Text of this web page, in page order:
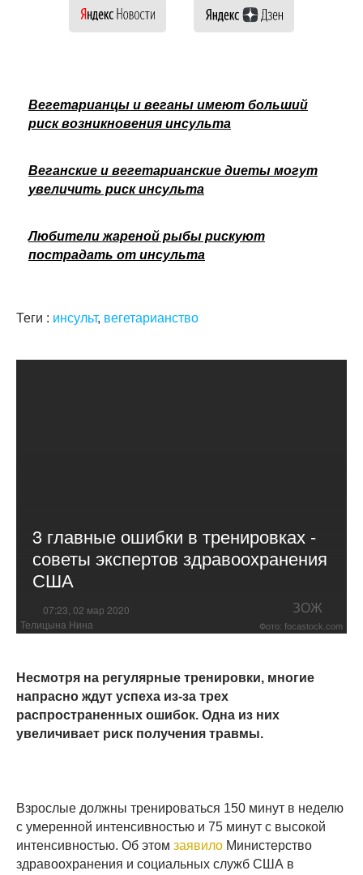
Вегетарианцы и веганы имеют больший
риск возникновения инсульта
Веганские и вегетарианские диеты могут
увеличить риск инсульта
Любители жареной рыбы рискуют
пострадать от инсульта
Теги : инсульт, вегетарианство
3 главные ошибки в тренировках -
советы экспертов здравоохранения
США
07:23, 02 мар 2020 ЗОЖ
Телицына Нина Фото: focastock.com
Несмотря на регулярные тренировки, многие
напрасно ждут успеха из-за трех
распространенных ошибок. Одна из них
увеличивает риск получения травмы.
Взрослые должны тренироваться 150 минут в неделю
с умеренной интенсивностью и 75 минут с высокой
интенсивностью. Об этом заявило Министерство
здравоохранения и социальных служб США в